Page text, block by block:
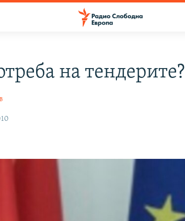
на тендерите?